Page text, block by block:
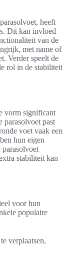
heeft
Dit kan invloed
van de
met name of
Verder speelt de
rol in de stabiliteit
vorm significant
parasolvoet past
voet vaak een
hun eigen
stabiliteit kan
voor hun
populaire
verplaatsen,